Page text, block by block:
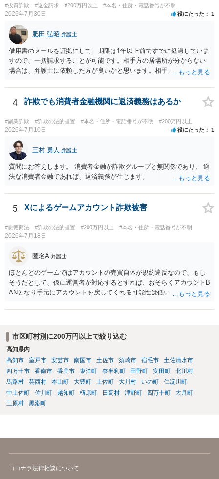
えます。 以上整理したとおり、貴殿の事情を説明し支払えないと実子
に伝えるのが良い対処法と思います。
#投資詐欺 #返金請求 #200万円以上 #本名・住所・電話番号が不明
2026年7月30日 役にたった 1
肥田 弘昭 弁護士
借用書のメールを証拠にして、期限は1年以上前ですでに経過していま
すので、一括請求することが可能です。相手方の居場所が分からない
場合は、弁護士に依頼した方が良いかと思います。相手方の居場所が
さい。
4 詐欺でも消費者金融機関に返済義務はあるか
#副業詐欺 #詐欺の法的措置 #本名・住所・電話番号が不明 #200万円以上
2026年7月10日 役にたった 1
三村 勇人 弁護士
質問にお答えします。 消費者金融が詐欺グループと無関係であり、 適
法な消費者金融であれば、返済義務が生じます。
5 Xによるゲームアカウント詐欺被害
#悪徳商法 #詐欺の法的措置 #200万円以上 #本名・住所・電話番号が不明
2026年7月18日
匿名A 弁護士
ほとんどのゲームではアカウントの売買自体が規約違反なので、もし
そうだとして、仮に運営者が対応するとすれば、おそらくアカウントB
ANとなり手元にアカウントを戻してくれる可能性は低いかもしれませ
絶）を食らう可能性があります。RMTが許されているゲーム（海外の
変わるかもしれませんが…
市区町村別に200万円以上で絞り込む
高知県内
高知市
室戸市 安芸市 南国市 土佐市 須崎市 宿毛市
土佐清水市
四万十市
香南市 香美市 東洋町 奈半利町 田野町 安田町
北川村
馬路村
芸西村 本山町 大豊町 土佐町 大川村 いの町
仁淀川町
中土佐町
佐川町 越知町 梼原町 日高村 津野町 四万十町
大月町
三原村
黒潮町
ココナラ法律相談について